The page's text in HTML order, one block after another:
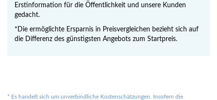
Erstinformation für die Öffentlichkeit und unsere Kunden
gedacht.
*Die ermöglichte Ersparnis in Preisvergleichen bezieht sich auf
die Differenz des günstigsten Angebots zum Startpreis.
* Es handelt sich um unverbindliche Kostenschätzungen. Insofern die